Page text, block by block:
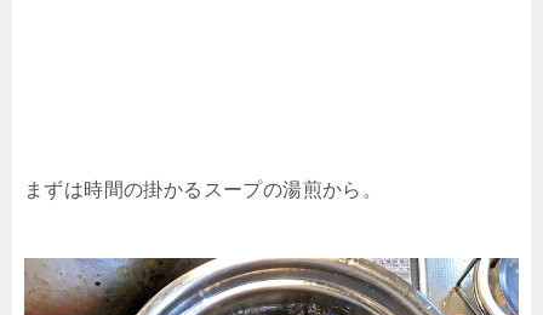
まずは時間の掛かるスープの湯煎から。